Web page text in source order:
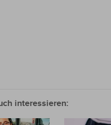
interessieren: